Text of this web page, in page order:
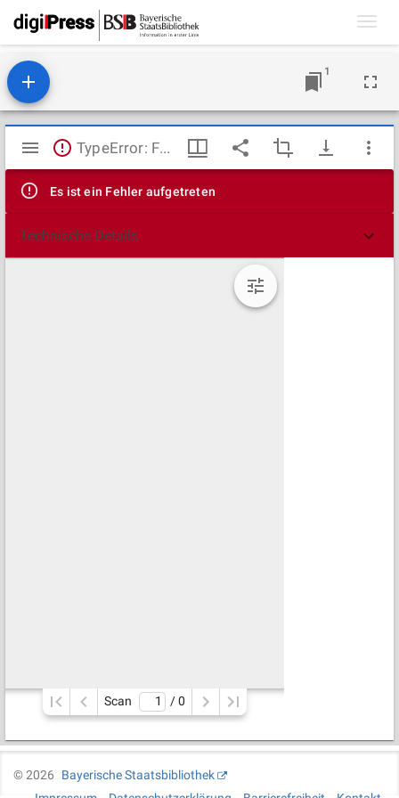
1
Mirador
Viewer
TypeError: Failed to fetch
Es ist ein Fehler aufgetreten
Technische Details
Scan / 0
©2026
Bayerische Staatsbibliothek